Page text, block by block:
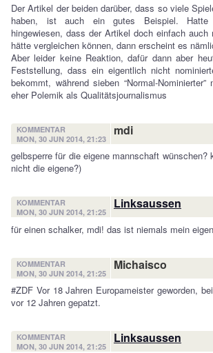
Der Artikel der beiden darüber, dass so viele
haben, ist auch ein gutes Beispiel. Hatte
hingewiesen, dass der Artikel doch einfach
hätte vergleichen können, dann erscheint es
Aber leider keine Reaktion, dafür dann aber
Feststellung, dass ein eigentlich nicht
bekommt, während sieben “Normal-
eher Polemik als Qualitätsjournalismus
KOMMENTAR
MON, 30 JUN 2014, 21:23
mdi
gelbsperre für die eigene mannschaft wünschen?
nicht die eigene?)
KOMMENTAR
MON, 30 JUN 2014, 21:25
Linksaussen
für einen schalker, mdi! das ist niemals mein
KOMMENTAR
MON, 30 JUN 2014, 21:25
Michaisco
#ZDF Vor 18 Jahren Europameister geworden,
vor 12 Jahren gepatzt.
KOMMENTAR
MON, 30 JUN 2014, 21:25
Linksaussen